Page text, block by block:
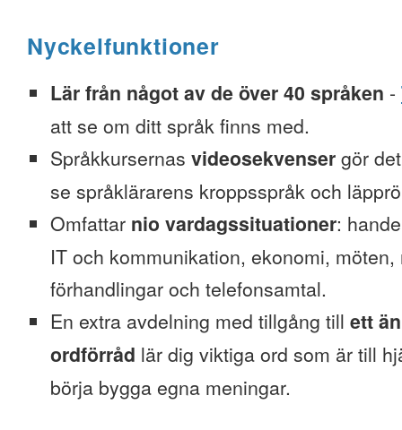
Nyckelfunktioner
Lär från något av de över 40 språken -
att se om ditt språk finns med.
Språkkursernas videosekvenser gör
se språklärarens kroppsspråk och
Omfattar nio vardagssituationer:
IT och kommunikation, ekonomi, möten,
förhandlingar och telefonsamtal.
En extra avdelning med tillgång till ett
ordförråd lär dig viktiga ord som är till
börja bygga egna meningar.